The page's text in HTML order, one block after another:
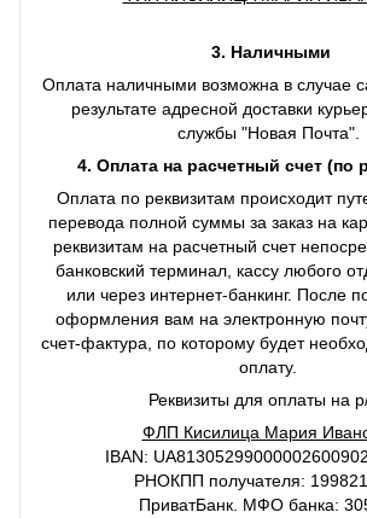
3. Наличными
Оплата наличными возможна в случае
результате адресной доставки
службы "Новая Почта".
4. Оплата на расчетный счет (по
Оплата по реквизитам происходит
перевода полной суммы за заказ на
реквизитам на расчетный счет
банковский терминал, кассу любого
или через интернет-банкинг. После
оформления вам на электронную
счет-фактура, по которому будет
оплату.
Реквизиты для оплаты на
ФЛП Кисилица Мария
IBAN:
РНОКПП получателя:
ПриватБанк. МФО банка: